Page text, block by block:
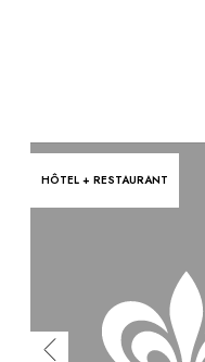
HÔTEL + RESTAURANT